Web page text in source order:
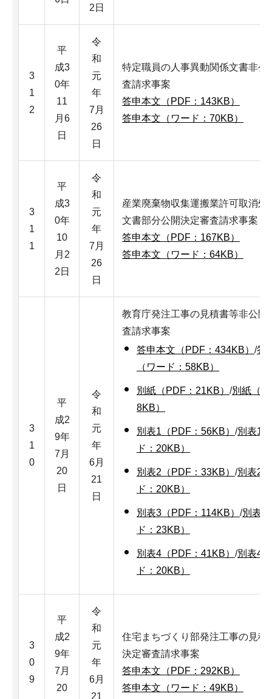
2日
3
1
2
平
成3
0年
11
月6
日
令
和
元
年
7月
26
日
特定職員の人事異動関係文書非公
査請求事案
答申本文（PDF：143KB）
答申本文（ワード：70KB）
3
1
1
平
成3
0年
10
月2
2日
令
和
元
年
7月
26
日
産業廃棄物収集運搬業許可取消処
文書部分公開決定審査請求事案
答申本文（PDF：167KB）
答申本文（ワード：64KB）
3
1
0
平
成2
9年
7月
20
日
令
和
元
年
6月
21
日
教育庁発注工事の見積書等非公開
査請求事案
答申本文（PDF：434KB） /答
（ワード：58KB）
別紙（PDF：21KB） /別紙（
8KB）
別表1（PDF：56KB） /別表1
ド：20KB）
別表2（PDF：33KB） /別表2
ド：20KB）
別表3（PDF：114KB） /別表3
ド：23KB）
別表4（PDF：41KB） /別表4
ド：20KB）
3
0
9
平
成2
9年
7月
20
令
和
元
年
6月
21
住宅まちづくり部発注工事の見積
決定審査請求事案
答申本文（PDF：292KB）
答申本文（ワード：49KB）